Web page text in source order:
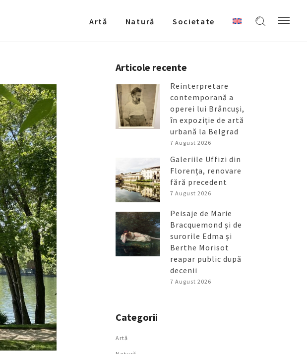
Artǎ Natură Societate
Articole recente
Reinterpretare
contemporană a
operei lui Brâncuși,
în expoziție de artă
urbană la Belgrad
7 August 2026
Galeriile Uffizi din
Florența, renovare
fără precedent
7 August 2026
Peisaje de Marie
Bracquemond și de
surorile Edma și
Berthe Morisot
reapar public după
decenii
7 August 2026
Categorii
Artǎ